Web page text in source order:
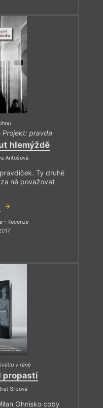
Projekt: pravda
hlemýždě
Antošová
Ty druhé
ně považovat
– Recenze
v ráně
propastí
Srbová
Ohnisko coby